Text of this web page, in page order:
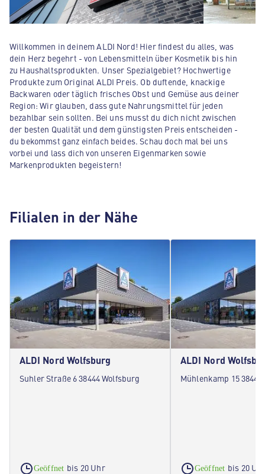
Willkommen in deinem ALDI Nord! Hier findest du alles, was
dein Herz begehrt - von Lebensmitteln über Kosmetik bis hin
zu Haushaltsprodukten. Unser Spezialgebiet? Hochwertige
Produkte zum Original ALDI Preis. Ob duftende, knackige
Backwaren oder täglich frisches Obst und Gemüse aus deiner
Region: Wir glauben, dass gute Nahrungsmittel für jeden
bezahlbar sein sollten. Bei uns musst du dich nicht zwischen
der besten Qualität und dem günstigsten Preis entscheiden -
du bekommst ganz einfach beides. Schau doch mal bei uns
vorbei und lass dich von unseren Eigenmarken sowie
Markenprodukten begeistern!
Filialen in der Nähe
ALDI Nord Wolfsburg
Suhler Straße 6 38444 Wolfsburg
Geöffnet bis 20 Uhr
ALDI Nord
Mühlenkamp 15
Geöffnet bis 20